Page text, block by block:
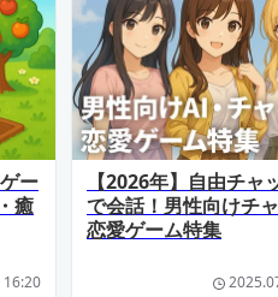
ー
癒
【2026年】自由チャ
で会話！男性向けチ
恋愛ゲーム特集